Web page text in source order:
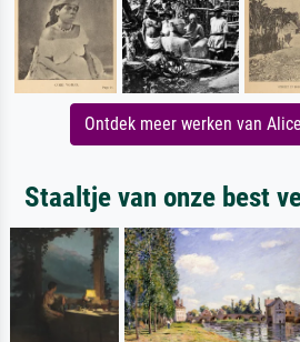
Ontdek meer werken van
Staaltje van onze best